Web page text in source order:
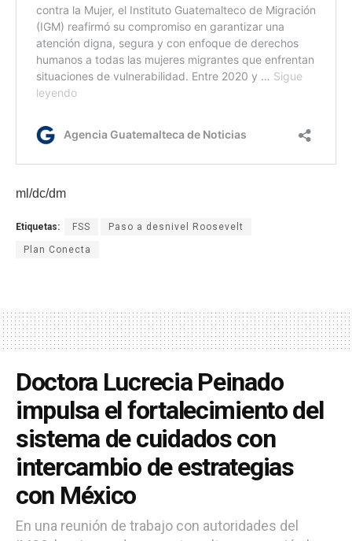
ml/dc/dm
Etiquetas: FSS Paso a desnivel Roosevelt
Plan Conecta
Doctora Lucrecia Peinado
impulsa el fortalecimiento del
sistema de cuidados con
intercambio de estrategias
con México
En una reunión de trabajo con autoridades del